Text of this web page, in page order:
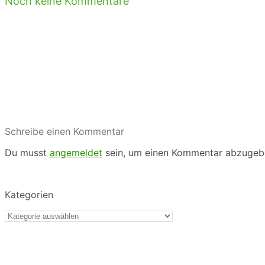
Schreibe einen Kommentar
Du musst angemeldet sein, um einen Kommentar
Kategorien
Kategorien